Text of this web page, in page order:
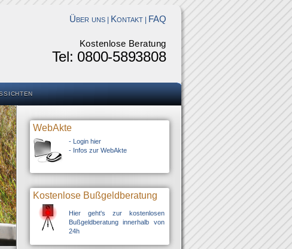
Über uns Kontakt FAQ
Kostenlose Beratung
Tel: 0800-5893808
WebAkte
- Login hier
- Infos zur WebAkte
Kostenlose Bußgeldberatung
Hier geht's zur kostenlosen
Bußgeldberatung innerhalb von
24h